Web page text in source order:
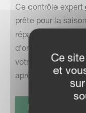
Ce contrôle
prête pour la
réparations
d’origine
votre machine
après saison.
EN SAVOIR
Ce
et